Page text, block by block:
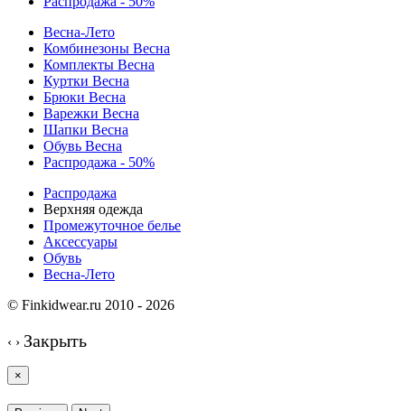
Весна-Лето
Комбинезоны Весна
Комплекты Весна
Куртки Весна
Брюки Весна
Варежки Весна
Шапки Весна
Обувь Весна
Распродажа - 50%
Распродажа
Верхняя одежда
Промежуточное белье
Аксессуары
Обувь
Весна-Лето
© Finkidwear.ru 2010 - 2026
‹ › Закрыть
×